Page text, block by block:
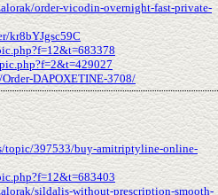
order-vicodin-overnight-fast-private-
kr8bYJgsc59C
DAPOXETINE-3708/
topic/397533/buy-amitriptyline-online-
sildalis-without-prescription-smooth-